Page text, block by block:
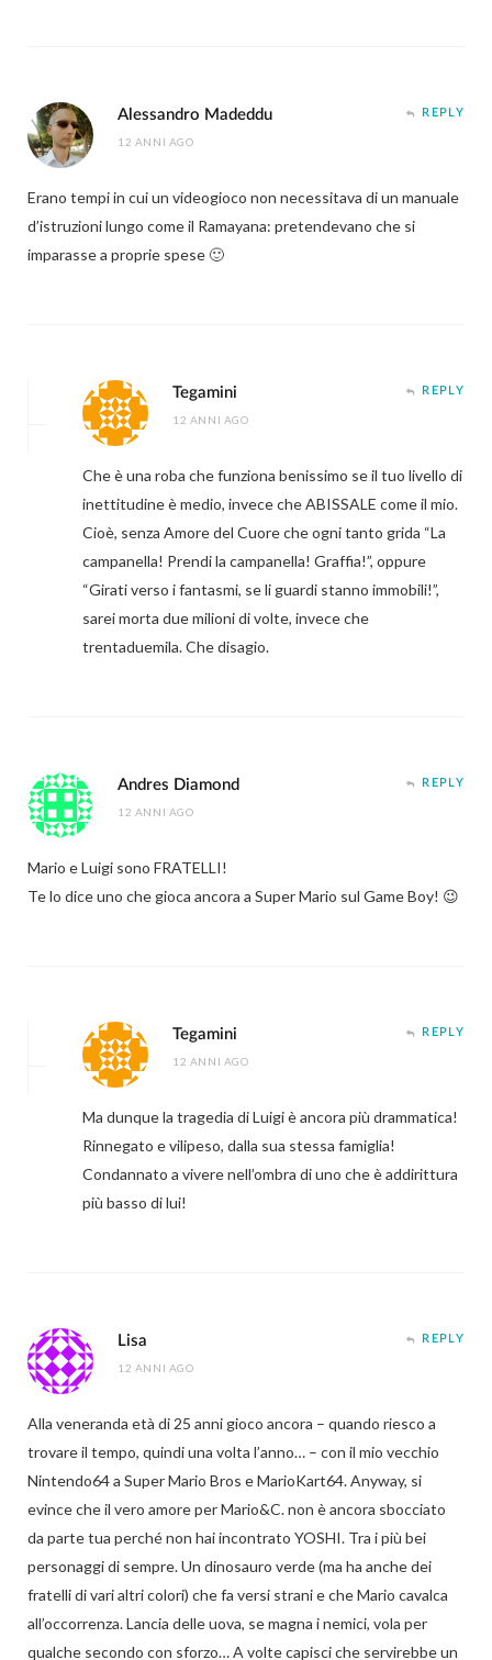
Alessandro Madeddu
12 ANNI AGO
REPLY
Erano tempi in cui un videogioco non necessitava di un manuale
d’istruzioni lungo come il Ramayana: pretendevano che si
imparasse a proprie spese 🙂
Tegamini
12 ANNI AGO
REPLY
Che è una roba che funziona benissimo se il tuo livello di
inettitudine è medio, invece che ABISSALE come il mio.
Cioè, senza Amore del Cuore che ogni tanto grida “La
campanella! Prendi la campanella! Graffia!”, oppure
“Girati verso i fantasmi, se li guardi stanno immobili!”,
sarei morta due milioni di volte, invece che
trentaduemila. Che disagio.
Andres Diamond
12 ANNI AGO
REPLY
Mario e Luigi sono FRATELLI!
Te lo dice uno che gioca ancora a Super Mario sul Game Boy! 😉
Tegamini
12 ANNI AGO
REPLY
Ma dunque la tragedia di Luigi è ancora più drammatica!
Rinnegato e vilipeso, dalla sua stessa famiglia!
Condannato a vivere nell’ombra di uno che è addirittura
più basso di lui!
Lisa
12 ANNI AGO
REPLY
Alla veneranda età di 25 anni gioco ancora – quando riesco a
trovare il tempo, quindi una volta l’anno… – con il mio vecchio
Nintendo64 a Super Mario Bros e MarioKart64. Anyway, si
evince che il vero amore per Mario&C. non è ancora sbocciato
da parte tua perché non hai incontrato YOSHI. Tra i più bei
personaggi di sempre. Un dinosauro verde (ma ha anche dei
fratelli di vari altri colori) che fa versi strani e che Mario cavalca
all’occorrenza. Lancia delle uova, se magna i nemici, vola per
qualche secondo con sforzo… A volte capisci che servirebbe un